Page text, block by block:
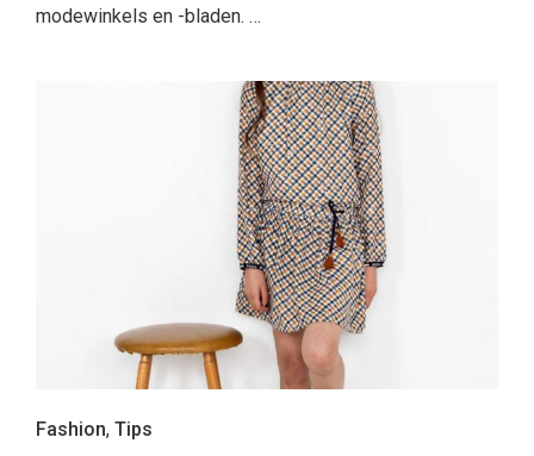
modewinkels en -bladen. …
Fashion, Tips